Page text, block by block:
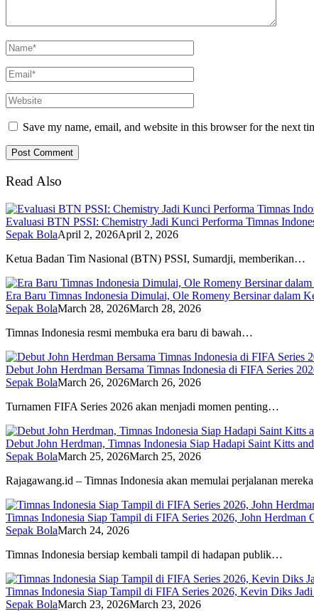
Save my name, email, and website in this browser for the next
Read Also
Evaluasi BTN PSSI: Chemistry Jadi Kunci Performa Timnas
Sepak BolaApril 2, 2026April 2, 2026
Ketua Badan Tim Nasional (BTN) PSSI, Sumardji, memberikan…
Era Baru Timnas Indonesia Dimulai, Ole Romeny Bersinar dalam
Sepak BolaMarch 28, 2026March 28, 2026
Timnas Indonesia resmi membuka era baru di bawah…
Debut John Herdman Bersama Timnas Indonesia di FIFA Series
Sepak BolaMarch 26, 2026March 26, 2026
Turnamen FIFA Series 2026 akan menjadi momen penting…
Debut John Herdman, Timnas Indonesia Siap Hadapi Saint Kitts
Sepak BolaMarch 25, 2026March 25, 2026
Rajagawang.id – Timnas Indonesia akan memulai perjalanan
Timnas Indonesia Siap Tampil di FIFA Series 2026, John Herdman
Sepak BolaMarch 24, 2026
Timnas Indonesia bersiap kembali tampil di hadapan publik…
Timnas Indonesia Siap Tampil di FIFA Series 2026, Kevin Diks
Sepak BolaMarch 23, 2026March 23, 2026